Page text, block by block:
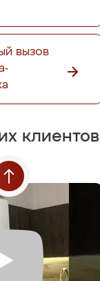
вызов
клиентов